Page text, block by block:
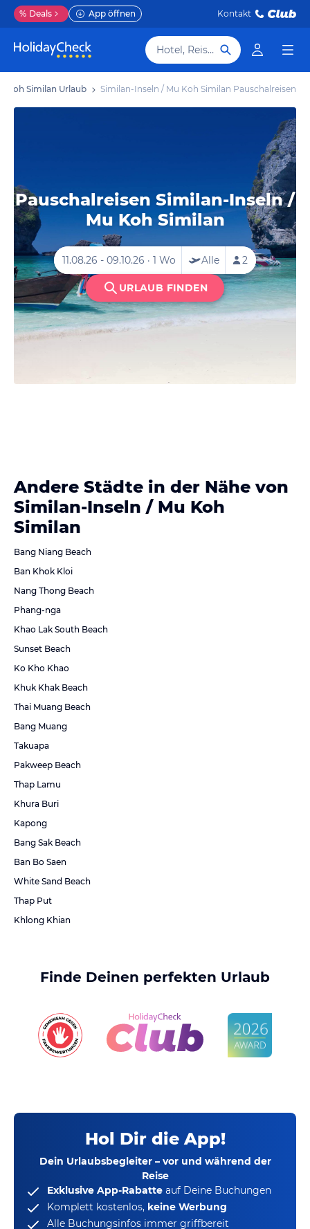
% Deals App öffnen Kontakt
Hotel, Reiseziel
Koh Similan Urlaub Similan-Inseln / Mu Koh Similan Pauschalreisen
Pauschalreisen Similan-Inseln /
Mu Koh Similan
Andere Städte in der Nähe von
Similan-Inseln / Mu Koh
Similan
Bang Niang Beach
Ban Khok Kloi
Nang Thong Beach
Phang-nga
Khao Lak South Beach
Sunset Beach
Ko Kho Khao
Khuk Khak Beach
Thai Muang Beach
Bang Muang
Takuapa
Pakweep Beach
Thap Lamu
Khura Buri
Kapong
Bang Sak Beach
Ban Bo Saen
White Sand Beach
Thap Put
Khlong Khian
Finde Deinen perfekten Urlaub
Hol Dir die App!
Dein Urlaubsbegleiter – vor und während der
Reise
Exklusive App-Rabatte auf Deine Buchungen
Komplett kostenlos, keine Werbung
Alle Buchungsinfos immer griffbereit